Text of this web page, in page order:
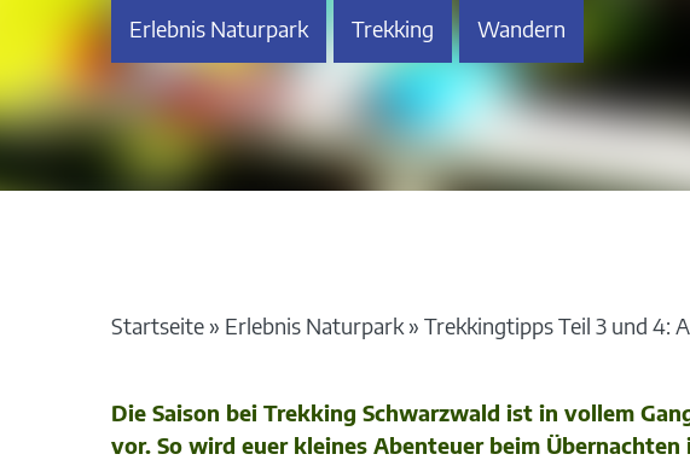
Erlebnis Naturpark Trekking Wandern
Startseite» Erlebnis Naturpark» Trekkingtipps Teil 3 und 4:
Die Saison bei Trekking Schwarzwald ist in vollem
vor. So wird euer kleines Abenteuer beim